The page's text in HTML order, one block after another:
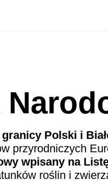
Polski i
przyrodniczych
wpisany na
roślin i